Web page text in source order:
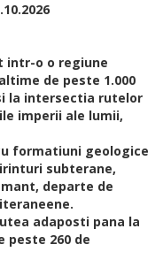
intr-o o regiune
de peste 1.000
la intersectia rutelor
imperii ale lumii,
formatiuni geologice
subterane,
departe de
adaposti pana la
peste 260 de